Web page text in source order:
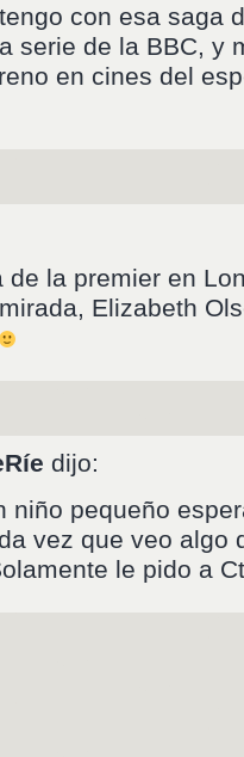
con esa saga
serie de la BBC, y
en cines del
de la premier en
Elizabeth
dijo:
niño pequeño
vez que veo algo
le pido a